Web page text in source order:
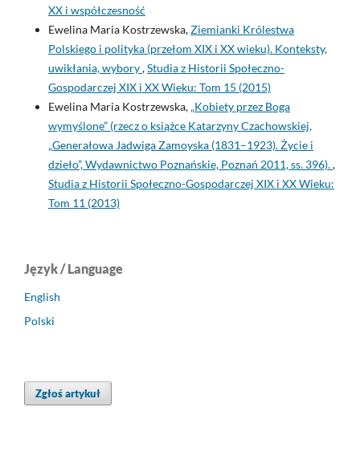
XX i współczesność
Ewelina Maria Kostrzewska,Ziemianki Królestwa
Polskiego i polityka (przełom XIX i XX wieku). Konteksty,
uwikłania, wybory,Studia z Historii Społeczno-
Gospodarczej XIX i XX Wieku: Tom 15 (2015)
Ewelina Maria Kostrzewska, „Kobiety przez Boga
wymyślone” (rzecz o książce Katarzyny Czachowskiej,
„Generałowa Jadwiga Zamoyska (1831–1923). Życie i
dzieło”, Wydawnictwo Poznańskie, Poznań 2011, ss. 396).,
Studia z Historii Społeczno-Gospodarczej XIX i XX Wieku:
Tom 11 (2013)
Język / Language
English
Polski
Zgłoś artykuł